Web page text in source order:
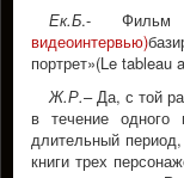
Ек.Б.- Фильм
видеоинтервью)
портрет»(Le tableau
Ж.Р.– Да, с той
в течение одного
длительный
книги трех